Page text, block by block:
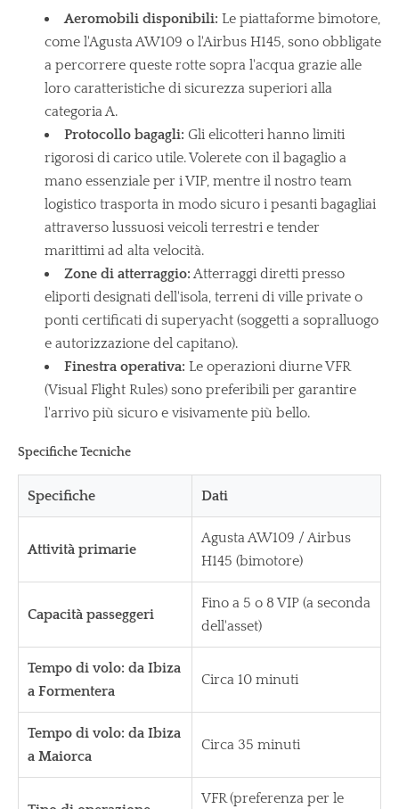
Aeromobili disponibili: Le piattaforme bimotore,
come l'Agusta AW109 o l'Airbus H145, sono obbligate
a percorrere queste rotte sopra l'acqua grazie alle
loro caratteristiche di sicurezza superiori alla
categoria A.
Protocollo bagagli: Gli elicotteri hanno limiti
rigorosi di carico utile. Volerete con il bagaglio a
mano essenziale per i VIP, mentre il nostro team
logistico trasporta in modo sicuro i pesanti bagagliai
attraverso lussuosi veicoli terrestri e tender
marittimi ad alta velocità.
Zone di atterraggio:Atterraggi diretti presso
eliporti designati dell'isola, terreni di ville private o
ponti certificati di superyacht (soggetti a sopralluogo
e autorizzazione del capitano).
Finestra operativa: Le operazioni diurne VFR
(Visual Flight Rules) sono preferibili per garantire
l'arrivo più sicuro e visivamente più bello.
Specifiche Tecniche
Specifiche Dati
Attività primarie
Agusta AW109 / Airbus
H145 (bimotore)
Capacità passeggeri
Fino a 5 o 8 VIP (a seconda
dell'asset)
Tempo di volo: da Ibiza
a Formentera
Circa 10 minuti
Tempo di volo: da Ibiza
a Maiorca
Circa 35 minuti
VFR (preferenza per le